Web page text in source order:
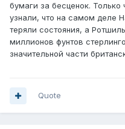
бумаги за бесценок.
узнали, что на самом деле
теряли состояния, а
миллионов фунтов
значительной части
Quote